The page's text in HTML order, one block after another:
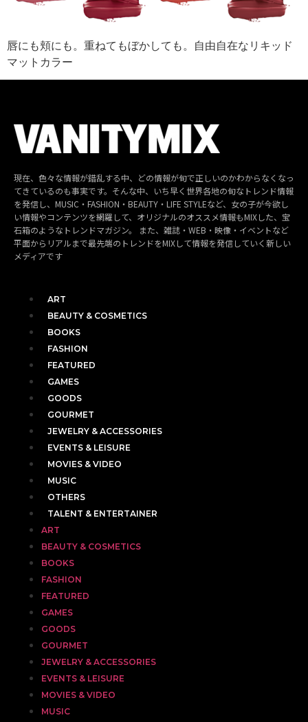
唇にも頬にも。重ねてもぼかしても。自由自在なリキッド
マットカラー
現在、色々な情報が錯乱する中、どの情報が旬で正しいのかわからなくなっ
てきているのも事実です。そんな中、いち早く世界各地の旬なトレンド情報
を発信し、MUSIC・FASHION・BEAUTY・LIFE STYLEなど、女の子が今欲し
い情報やコンテンツを網羅して、オリジナルのオススメ情報もMIXした、宝
石箱のようなトレンドマガジン。 また、雑誌・WEB・映像・イベントなど
平面からリアルまで最先端のトレンドをMIXして情報を発信していく新しい
メディアです
ART
BEAUTY & COSMETICS
BOOKS
FASHION
FEATURED
GAMES
GOODS
GOURMET
JEWELRY & ACCESSORIES
EVENTS & LEISURE
MOVIES & VIDEO
MUSIC
OTHERS
TALENT & ENTERTAINER
ART
BEAUTY & COSMETICS
BOOKS
FASHION
FEATURED
GAMES
GOODS
GOURMET
JEWELRY & ACCESSORIES
EVENTS & LEISURE
MOVIES & VIDEO
MUSIC